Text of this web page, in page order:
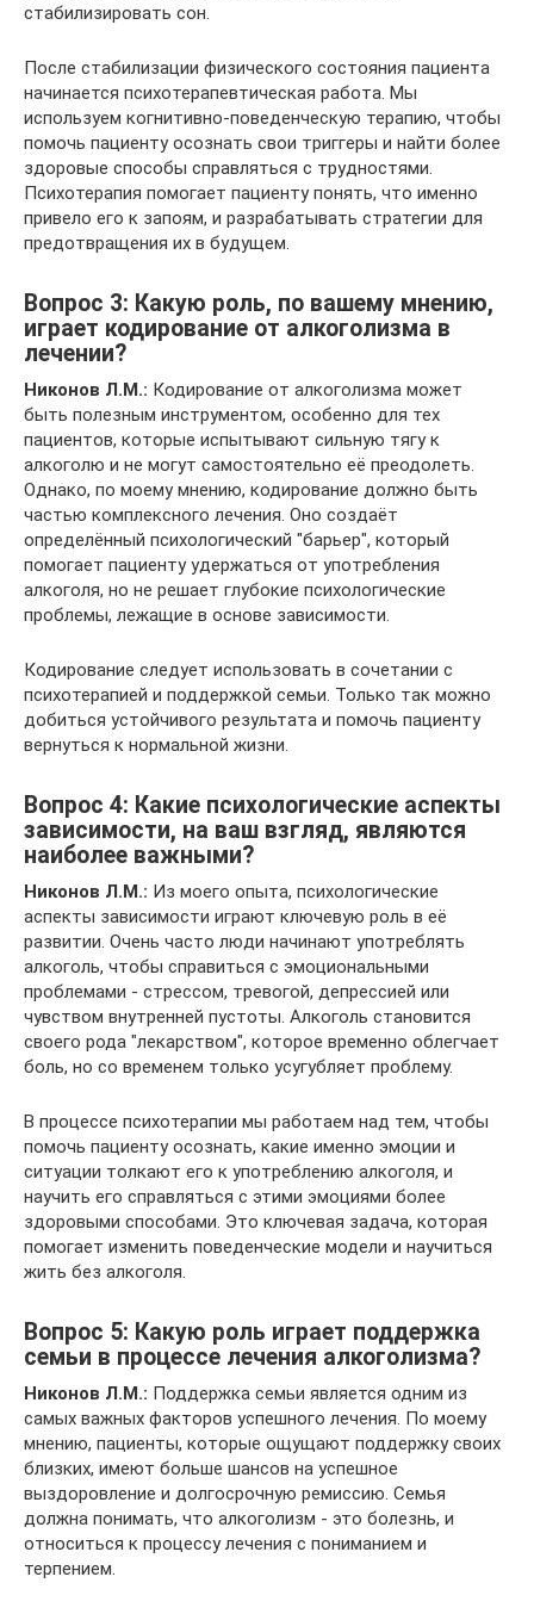
стабилизировать сон.
После стабилизации физического состояния пациента
начинается психотерапевтическая работа. Мы
используем когнитивно-поведенческую терапию, чтобы
помочь пациенту осознать свои триггеры и найти более
здоровые способы справляться с трудностями.
Психотерапия помогает пациенту понять, что именно
привело его к запоям, и разрабатывать стратегии для
предотвращения их в будущем.
Вопрос 3: Какую роль, по вашему мнению,
играет кодирование от алкоголизма в
лечении?
Никонов Л.М.: Кодирование от алкоголизма может
быть полезным инструментом, особенно для тех
пациентов, которые испытывают сильную тягу к
алкоголю и не могут самостоятельно её преодолеть.
Однако, по моему мнению, кодирование должно быть
частью комплексного лечения. Оно создаёт
определённый психологический "барьер", который
помогает пациенту удержаться от употребления
алкоголя, но не решает глубокие психологические
проблемы, лежащие в основе зависимости.
Кодирование следует использовать в сочетании с
психотерапией и поддержкой семьи. Только так можно
добиться устойчивого результата и помочь пациенту
вернуться к нормальной жизни.
Вопрос 4: Какие психологические аспекты
зависимости, на ваш взгляд, являются
наиболее важными?
Никонов Л.М.: Из моего опыта, психологические
аспекты зависимости играют ключевую роль в её
развитии. Очень часто люди начинают употреблять
алкоголь, чтобы справиться с эмоциональными
проблемами - стрессом, тревогой, депрессией или
чувством внутренней пустоты. Алкоголь становится
своего рода "лекарством", которое временно облегчает
боль, но со временем только усугубляет проблему.
В процессе психотерапии мы работаем над тем, чтобы
помочь пациенту осознать, какие именно эмоции и
ситуации толкают его к употреблению алкоголя, и
научить его справляться с этими эмоциями более
здоровыми способами. Это ключевая задача, которая
помогает изменить поведенческие модели и научиться
жить без алкоголя.
Вопрос 5: Какую роль играет поддержка
семьи в процессе лечения алкоголизма?
Никонов Л.М.: Поддержка семьи является одним из
самых важных факторов успешного лечения. По моему
мнению, пациенты, которые ощущают поддержку своих
близких, имеют больше шансов на успешное
выздоровление и долгосрочную ремиссию. Семья
должна понимать, что алкоголизм - это болезнь, и
относиться к процессу лечения с пониманием и
терпением.